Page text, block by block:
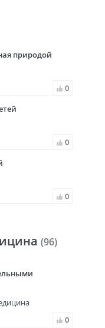
природой
0
0
0
(96)
0